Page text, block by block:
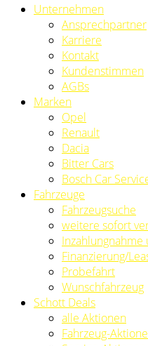
Unternehmen
Ansprechpartner
Karriere
Kontakt
Kundenstimmen
AGBs
Marken
Opel
Renault
Dacia
Bitter Cars
Bosch Car
Fahrzeuge
Fahrzeugsuche
weitere sofort
Inzahlungnahme
Finanzierung/
Probefahrt
Wunschfahrzeug
Schott Deals
alle Aktionen
Fahrzeug-